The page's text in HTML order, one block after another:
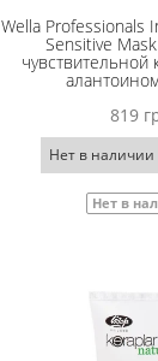
Wella Professionals
Sensitive
чувствительной
819
Нет в наличии
Нет в